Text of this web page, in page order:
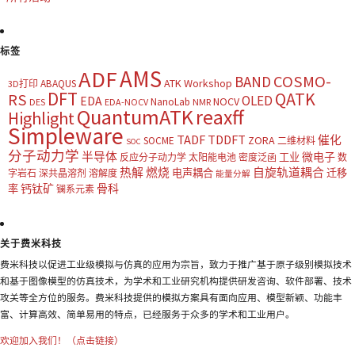
标签
3D打印 ABAQUSADFAMS ATK Workshop BAND COSMO-
RS DES DFT EDA EDA-NOCV NanoLab NMR NOCVOLED QATK
HighlightQuantumATKreaxff
Simpleware SOC SOCME TADF TDDFT ZORA 二维材料 催化
分子动力学 半导体 反应分子动力学 太阳能电池 密度泛函 工业 微电子 数
字岩石 深共晶溶剂 溶解度 热解燃烧 电声耦合 能量分解 自旋轨道耦合迁移
率钙钛矿 镧系元素 骨科
关于费米科技
费米科技以促进工业级模拟与仿真的应用为宗旨，致力于推广基于原子级别模拟技术
和基于图像模型的仿真技术，为学术和工业研究机构提供研发咨询、软件部署、技术
攻关等全方位的服务。费米科技提供的模拟方案具有面向应用、模型新颖、功能丰
富、计算高效、简单易用的特点，已经服务于众多的学术和工业用户。
欢迎加入我们！（点击链接）